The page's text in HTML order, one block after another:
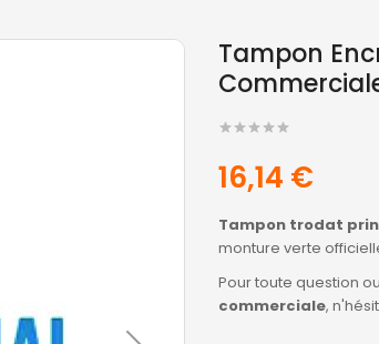
Tampon
16,14 €
Tampon trodat
monture verte
Pour toute question
commerciale,